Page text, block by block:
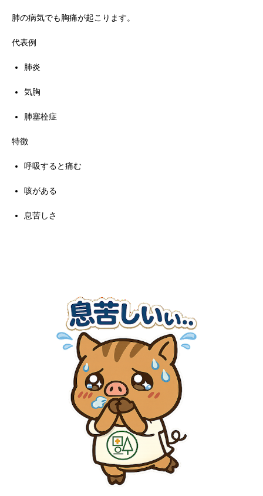
肺の病気でも胸痛が起こります。
代表例
肺炎
気胸
肺塞栓症
特徴
呼吸すると痛む
咳がある
息苦しさ